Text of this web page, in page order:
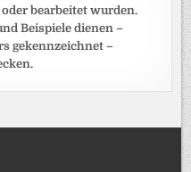
bearbeitet wurden.
Beispiele dienen –
gekennzeichnet –